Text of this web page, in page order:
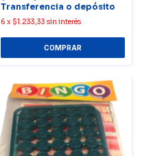
Transferencia o depósito
6 x $1.233,33 sin interés